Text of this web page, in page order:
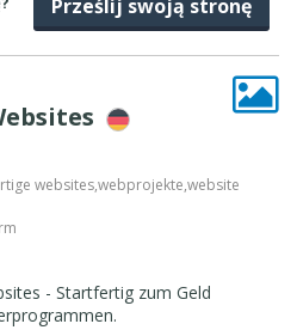
Prześlij swoją stronę
websites,webprojekte,website
- Startfertig zum Geld